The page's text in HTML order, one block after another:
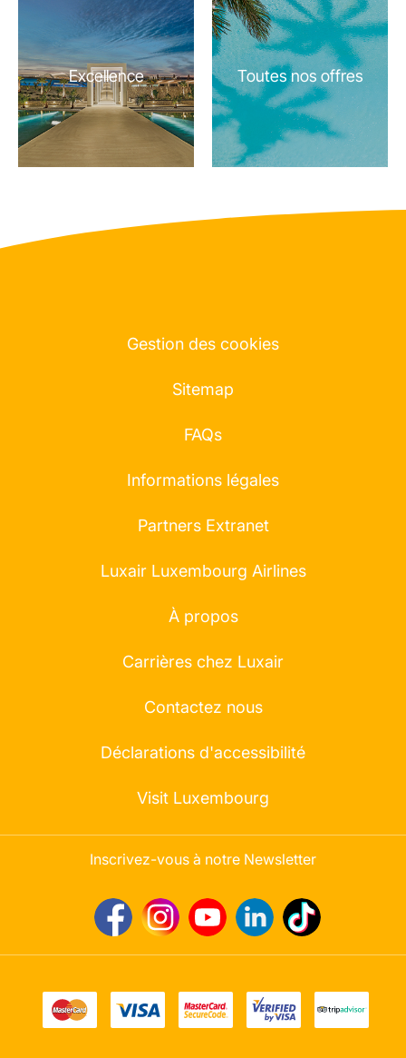
Excellence Toutes nos offres
Gestion des cookies
Sitemap
FAQs
Informations légales
Partners Extranet
Luxair Luxembourg Airlines
À propos
Carrières chez Luxair
Contactez nous
Déclarations d'accessibilité
Visit Luxembourg
Inscrivez-vous à notre Newsletter